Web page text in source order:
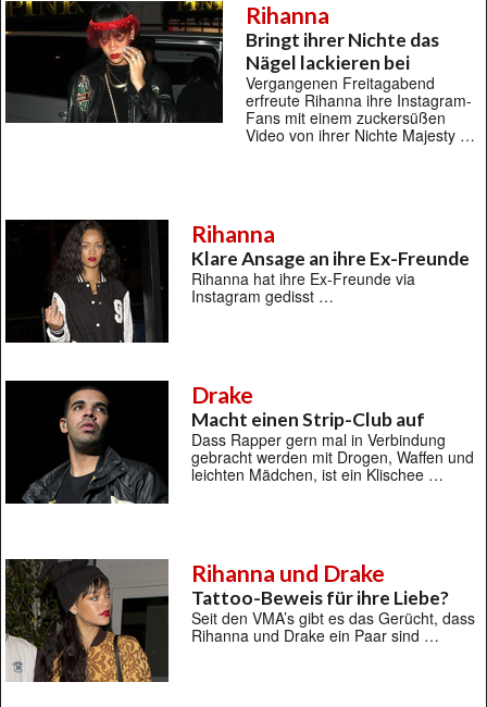
Rihanna
Bringt ihrer Nichte das
Nägel lackieren bei
Vergangenen Freitagabend
erfreute Rihanna ihre Instagram-
Fans mit einem zuckersüßen
Video von ihrer Nichte Majesty …
Rihanna
Klare Ansage an ihre Ex-Freunde
Rihanna hat ihre Ex-Freunde via
Instagram gedisst …
Drake
Macht einen Strip-Club auf
Dass Rapper gern mal in Verbindung
gebracht werden mit Drogen, Waffen und
leichten Mädchen, ist ein Klischee …
Rihanna und Drake
Tattoo-Beweis für ihre Liebe?
Seit den VMA’s gibt es das Gerücht, dass
Rihanna und Drake ein Paar sind …